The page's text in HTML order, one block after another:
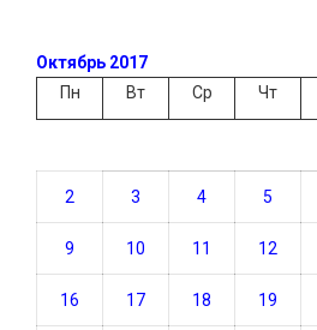
Октябрь 2017
Пн
Вт Ср Чт
2 3 4 5
9 10 11 12
16 17 18 19